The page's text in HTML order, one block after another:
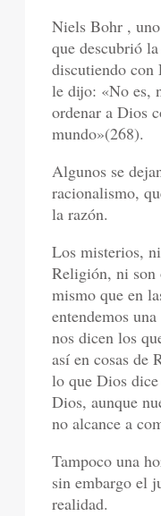
Niels Bohr ,
que descubrió
discutiendo con
le dijo: «No es,
ordenar a Dios
mundo»(268).
Algunos se
racionalismo,
la razón.
Los misterios,
Religión, ni son
mismo que en
entendemos
nos dicen los
así en cosas de
lo que Dios
Dios, aunque
no alcance a
Tampoco una
sin embargo el
realidad.